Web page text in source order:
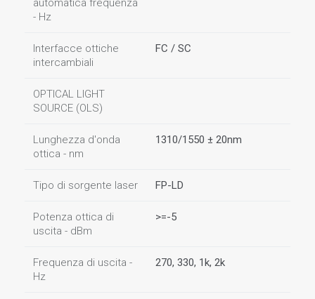
automatica frequenza
- Hz
Interfacce ottiche
intercambiali
FC / SC
OPTICAL LIGHT
SOURCE (OLS)
Lunghezza d'onda
ottica - nm
1310/1550 ± 20nm
Tipo di sorgente laser FP-LD
Potenza ottica di
uscita - dBm
>=-5
Frequenza di uscita -
Hz
270, 330, 1k, 2k